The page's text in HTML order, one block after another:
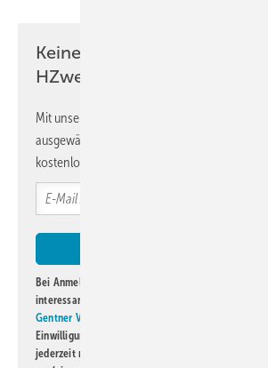
Keine Zeit? Kein Problem mit
HZwei-Newsletter!
Mit unserem Newsletter erhalten Sie
ausgewählte Informationen und Neuigkeiten,
kostenlos direkt ins Postfach.
Bei Anmeldung zu diesem Newsletter bin ich damit
interessante Verlags- und Online-Angebote
Gentner Verlag GmbH & Co. KG
Einwilligung kann ich jederzeit widerrufen und eine
jederzeit möglich. Informationen zum Umgang mit